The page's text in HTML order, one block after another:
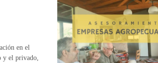
en el
y el privado,